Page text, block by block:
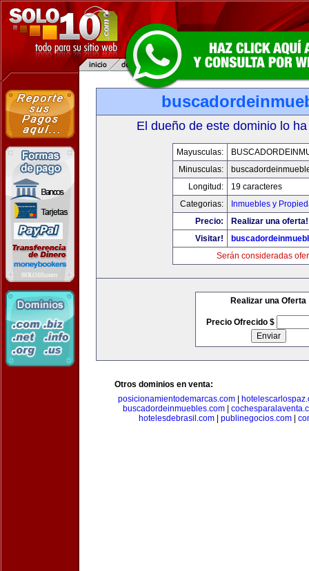
El dueño de este dominio lo
Mayusculas:
Minusculas:
Longitud:
19 caracteres
Categorias:
Inmuebles y
Precio:
Realizar una oferta!
Visitar!
Serán consideradas
Realizar una Oferta
Precio Ofrecido $
Otros dominios en venta:
posicionamientodemarcas.com|
buscadordeinmuebles.com
hotelesdebrasil.com
publinegocios.com